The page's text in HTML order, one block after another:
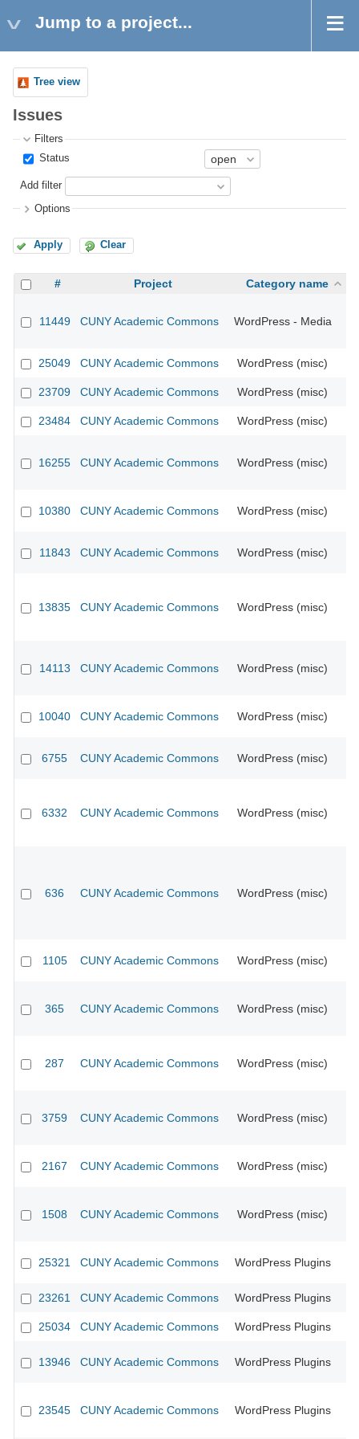
Jump to a project...
Tree view
Issues
Filters
Status
Add filter
Options
Apply Clear
# Project Category name
11449 CUNY Academic Commons WordPress - Media
25049 CUNY Academic Commons WordPress (misc)
23709 CUNY Academic Commons WordPress (misc)
23484 CUNY Academic Commons WordPress (misc)
16255 CUNY Academic Commons WordPress (misc)
10380 CUNY Academic Commons WordPress (misc)
11843 CUNY Academic Commons WordPress (misc)
13835 CUNY Academic Commons WordPress (misc)
14113 CUNY Academic Commons WordPress (misc)
10040 CUNY Academic Commons WordPress (misc)
6755 CUNY Academic Commons WordPress (misc)
6332 CUNY Academic Commons WordPress (misc)
636 CUNY Academic Commons WordPress (misc)
1105 CUNY Academic Commons WordPress (misc)
365 CUNY Academic Commons WordPress (misc)
287 CUNY Academic Commons WordPress (misc)
3759 CUNY Academic Commons WordPress (misc)
2167 CUNY Academic Commons WordPress (misc)
1508 CUNY Academic Commons WordPress (misc)
25321 CUNY Academic Commons WordPress Plugins
23261 CUNY Academic Commons WordPress Plugins
25034 CUNY Academic Commons WordPress Plugins
13946 CUNY Academic Commons WordPress Plugins
23545 CUNY Academic Commons WordPress Plugins